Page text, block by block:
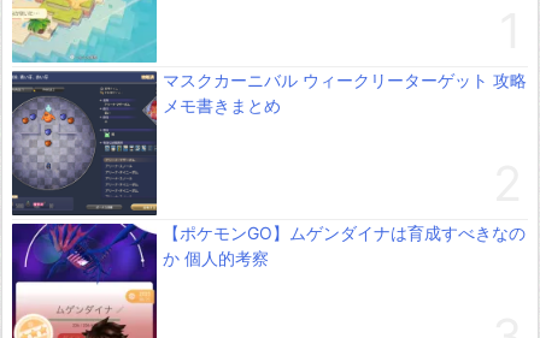
マスクカーニバル ウィークリーターゲット 攻略
メモ書きまとめ
【ポケモンGO】ムゲンダイナは育成すべきなの
か 個人的考察